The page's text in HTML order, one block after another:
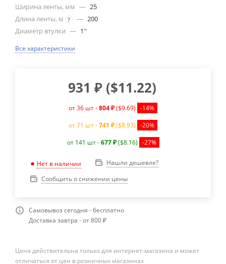
Ширина ленты, мм — 25
Длина ленты, м ? — 200
Диаметр втулки — 1''
Все характеристики
931 ₽ ($11.22)
от 36 шт -804 ₽($9.69) -14%
от 71 шт -741 ₽($8.93) -20%
от 141 шт -677 ₽ ($8.16) -27%
Нет в наличии
Нашли дешевле?
Сообщить о снижении цены
Самовывоз сегодня - бесплатно
Доставка завтра - от 800 ₽
Цена действительна только для интернет-магазина и может
отличаться от цен в розничных магазинах